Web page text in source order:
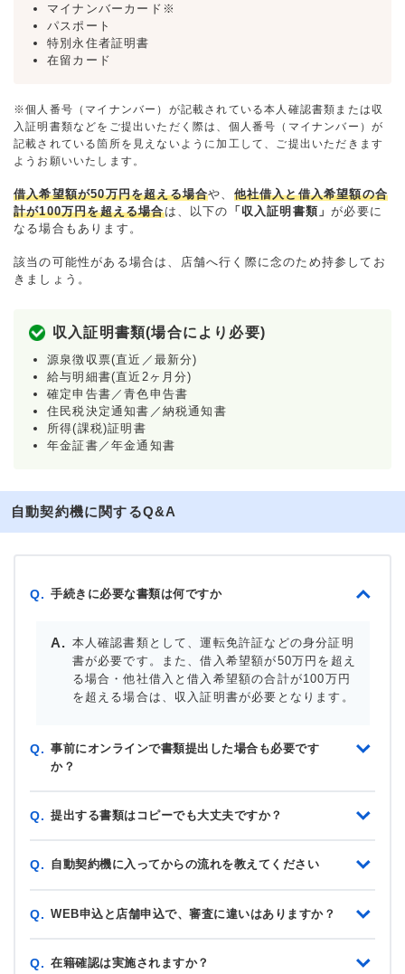
マイナンバーカード※
パスポート
特別永住者証明書
在留カード
※個人番号（マイナンバー）が記載されている本人確認書類または収
入証明書類などをご提出いただく際は、個人番号（マイナンバー）が
記載されている箇所を見えないように加工して、ご提出いただきます
ようお願いいたします。
借入希望額が50万円を超える場合や、 他社借入と借入希望額の合
計が100万円を超える場合は、以下の 「収入証明書類」が必要に
なる場合もあります。
該当の可能性がある場合は、店舗へ行く際に念のため持参してお
きましょう。
収入証明書類(場合により必要)
源泉徴収票(直近／最新分)
給与明細書(直近2ヶ月分)
確定申告書／青色申告書
住民税決定通知書／納税通知書
所得(課税)証明書
年金証書／年金通知書
自動契約機に関するQ&A
Q. 手続きに必要な書類は何ですか
本人確認書類として、運転免許証などの身分証明
書が必要です。また、借入希望額が50万円を超え
る場合・他社借入と借入希望額の合計が100万円
を超える場合は、収入証明書が必要となります。
Q. 事前にオンラインで書類提出した場合も必要です
か？
Q. 提出する書類はコピーでも大丈夫ですか？
Q. 自動契約機に入ってからの流れを教えてください
Q. WEB申込と店舗申込で、審査に違いはありますか？
Q. 在籍確認は実施されますか？